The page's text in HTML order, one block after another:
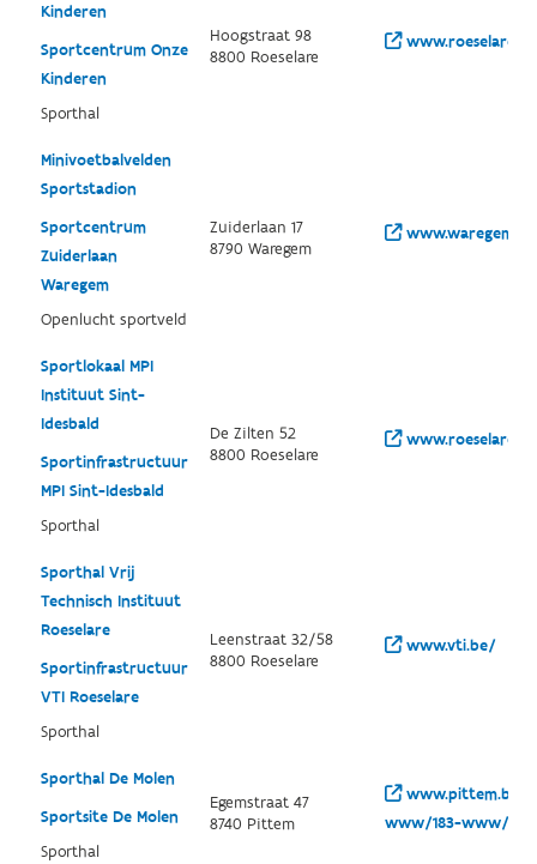
Kinderen
Sportcentrum Onze
Kinderen
Sporthal
Hoogstraat 98
8800 Roeselare
Minivoetbalvelden
Sportstadion
Sportcentrum
Zuiderlaan
Waregem
Openlucht sportveld
Zuiderlaan 17
8790 Waregem
Sportlokaal MPI
Instituut Sint-
Idesbald
Sportinfrastructuur
MPI Sint-Idesbald
Sporthal
De Zilten 52
8800 Roeselare
Sporthal Vrij
Technisch Instituut
Roeselare
Sportinfrastructuur
VTI Roeselare
Sporthal
Leenstraat 32/58
8800 Roeselare
www.vti.be/
Sporthal De Molen
Sportsite De Molen
Sporthal
Egemstraat 47
8740 Pittem
www.pittem.be/
www/183-www/